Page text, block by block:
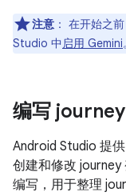
注意 ： 在开始之
Studio 中 启用 Gemini。
编写 journey
Android Studio 提
创建和修改 journey
编写，用于整理